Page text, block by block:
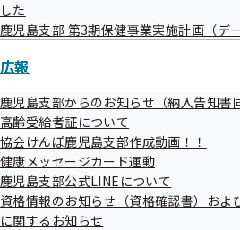
した
鹿児島支部 第3期保健事業実施計画（デ
広報
鹿児島支部からのお知らせ（納入告知書
高齢受給者証について
協会けんぽ鹿児島支部作成動画！！
健康メッセージカード運動
鹿児島支部公式LINEについて
資格情報のお知らせ（資格確認書）およ
に関するお知らせ
資料1-3 令和6年度インセンティ
て
資料2-1 2026（令和８）年度
いて
資料2-2 2026（令和8）年度事業
（案）について
資料3 2026（令和８）年度支部
（案）について